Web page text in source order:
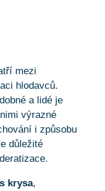
mezi
hlodavců.
a lidé je
výrazné
i způsobu
důležité
krysa,